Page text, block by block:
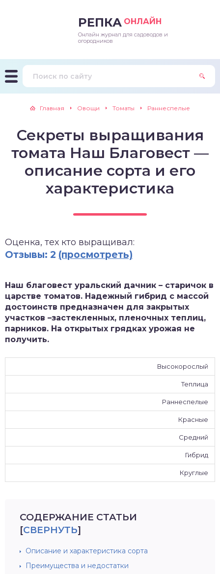
РЕПКА ОНЛАЙН
Онлайн журнал для садоводов и
огородников
Главная Овощи Томаты Раннеспелые
Секреты выращивания
томата Наш Благовест —
описание сорта и его
характеристика
Оценка, тех кто выращивал:
Отзывы: 2 (просмотреть)
Наш благовест уральский дачник – старичок в
царстве томатов. Надежный гибрид с массой
достоинств предназначен для закрытых
участков –застекленных, пленочных теплиц,
парников. На открытых грядках урожая не
получить.
Высокорослый
Теплица
Раннеспелые
Красные
Средний
Гибрид
Круглые
СОДЕРЖАНИЕ СТАТЬИ
[СВЕРНУТЬ]
Описание и характеристика сорта
Преимущества и недостатки
и подкормки